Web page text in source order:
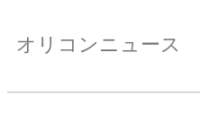
オリコンニュース